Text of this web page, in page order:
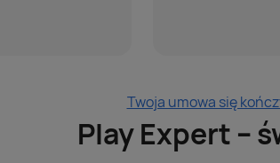
Twoja umowa się
Play Expert –